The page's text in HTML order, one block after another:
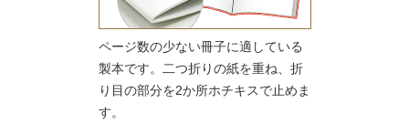
ページ数の少ない冊子に適している
製本です。二つ折りの紙を重ね、折
り目の部分を2か所ホチキスで止めま
す。